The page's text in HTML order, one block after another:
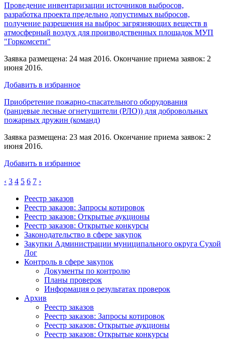
Проведение инвентаризации источников выбросов,
разработка проекта предельно допустимых выбросов,
получение разрешения на выброс загрязняющих веществ в
атмосферный воздух для производственных площадок МУП
"Горкомсети"
Заявка размещена: 24 мая 2016. Окончание приема заявок: 2
июня 2016.
Добавить в избранное
Приобретение пожарно-спасательного оборудования
(ранцевые лесные огнетушители (РЛО)) для добровольных
пожарных дружин (команд)
Заявка размещена: 23 мая 2016. Окончание приема заявок: 2
июня 2016.
Добавить в избранное
‹ 3 4 5 6 7 ›
Реестр заказов
Реестр заказов: Запросы котировок
Реестр заказов: Открытые аукционы
Реестр заказов: Открытые конкурсы
Законодательство в сфере закупок
Закупки Администрации муниципального округа Сухой
Лог
Контроль в сфере закупок
Документы по контролю
Планы проверок
Информация о результатах проверок
Архив
Реестр заказов
Реестр заказов: Запросы котировок
Реестр заказов: Открытые аукционы
Реестр заказов: Открытые конкурсы